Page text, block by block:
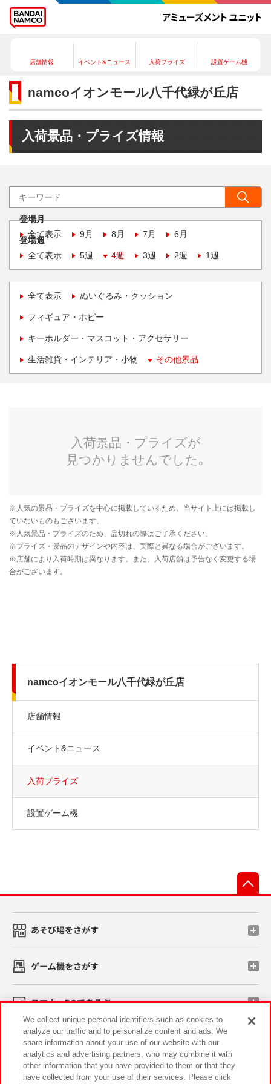
店舗情報 イベント&ニュース 入荷プライズ 設置ゲーム機
namcoイオンモール八千代緑が丘店
入荷景品・プライズ情報
登場月
全て表示
9月 8月 7月 6月
登場週
全て表示
5週 4週 3週 2週 1週
全て表示 ぬいぐるみ・クッション
フィギュア・ホビー
キーホルダー・マスコット・アクセサリー
生活雑貨・インテリア・小物 その他景品
namcoイオンモール八千代緑が丘店
店舗情報
イベント&ニュース
入荷プライズ
設置ゲーム機
あそび場をさがす
ゲーム機をさがす
スマホ・PCであそぶ
イベント・キャンペーン
We collect unique personal identifiers such as cookies to
analyze our traffic and to personalize content and ads. We
share information about your use of our website with our
analytics and advertising partners, who may combine it with
other information that you have provided to them or that they
have collected from your use of their services. Please click